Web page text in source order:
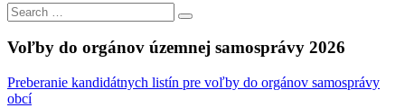
Search
for:
Search
Voľby do orgánov územnej samosprávy 2026
Preberanie kandidátnych listín pre voľby do orgánov samosprávy
obcí